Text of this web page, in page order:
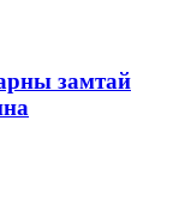
замтай